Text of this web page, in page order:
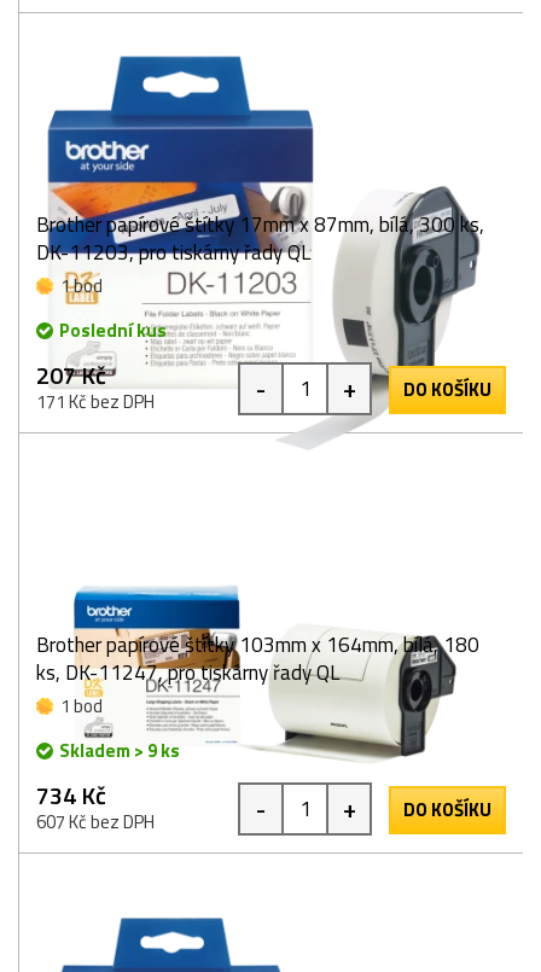
Brother papírové štítky 17mm x 87mm, bílá, 300 ks,
DK-11203, pro tiskárny řady QL
1 bod
Poslední kus
207 Kč
171 Kč bez DPH - + DO KOŠÍKU
Brother papírové štítky 103mm x 164mm, bílá, 180
ks, DK-11247, pro tiskárny řady QL
1 bod
Skladem > 9 ks
734 Kč
607 Kč bez DPH - + DO KOŠÍKU